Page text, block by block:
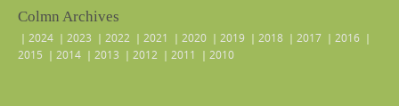
Colmn Archives
｜ 2024 ｜ 2023 ｜ 2022 ｜ 2021 ｜ 2020 ｜ 2019 ｜ 2018 ｜ 2017 ｜ 2016 ｜
2015 ｜ 2014 ｜ 2013 ｜ 2012 ｜ 2011 ｜ 2010